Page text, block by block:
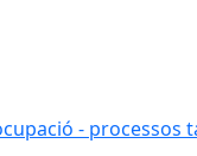
- processos